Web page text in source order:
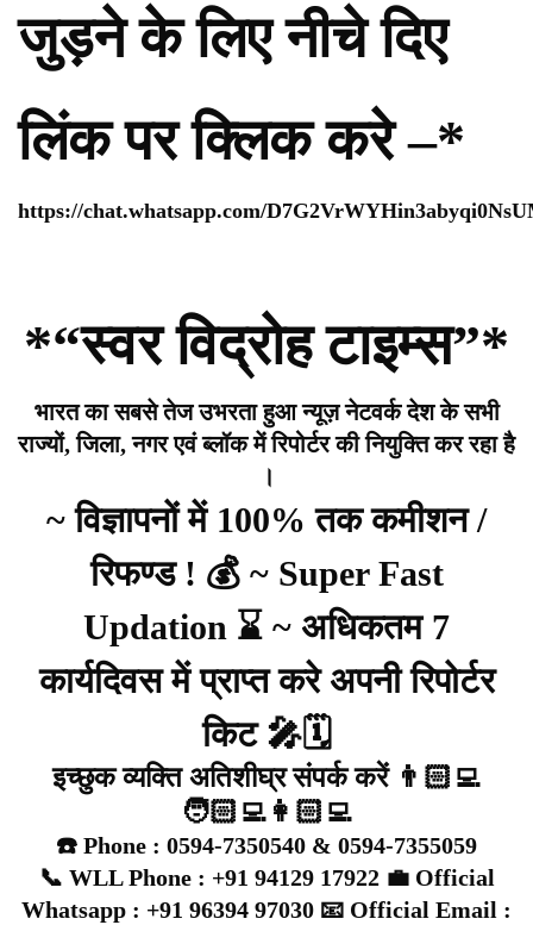
जुड़ने के लिए नीचे दिए
लिंक पर क्लिक करे –*
https://chat.whatsapp.com/
*“स्वर विद्रोह टाइम्स”*
भारत का सबसे तेज उभरता हुआ न्यूज़ नेटवर्क देश के सभी
राज्यों, जिला, नगर एवं ब्लॉक में रिपोर्टर की नियुक्ति कर रहा है
।
~ विज्ञापनों में 100% तक कमीशन /
रिफण्ड ! 💰 ~ Super Fast
Updation ⌛ ~ अधिकतम 7
कार्यदिवस में प्राप्त करे अपनी रिपोर्टर
किट 🎤🗓️
इच्छुक व्यक्ति अतिशीघ्र संपर्क करें 👨🏻‍💻
🧑🏻‍💻👩🏻‍💻
☎️ Phone : 0594-7350540 & 0594-7355059
📞 WLL Phone : +91 94129 17922 💼 Official
Whatsapp : +91 96394 97030 📧 Official Email :